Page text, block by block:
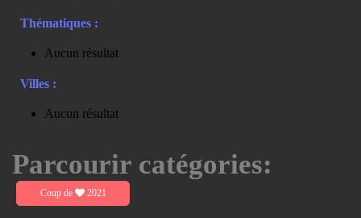
Thématiques :
Aucun résultat
Villes :
Aucun résultat
Parcourir catégories:
Coup de 2021